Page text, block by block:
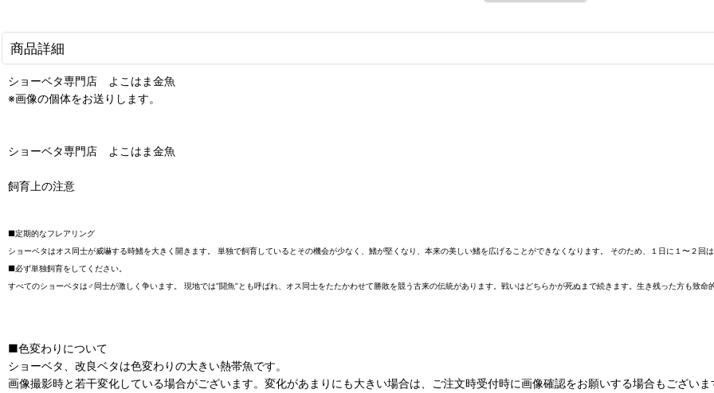
商品詳細
ショーベタ専門店 よこはま金魚
※画像の個体をお送りします。
ショーベタ専門店 よこはま金魚
飼育上の注意
■定期的なフレアリング
ショーベタはオス同士が威嚇する時鰭を大きく開きます。 単独で飼育しているとその機会が少なく、鰭が堅くなり、本来の美しい鰭を広げることができなくなります。 そのため、１日に１〜２回
■必ず単独飼育をしてください。
すべてのショーベタは♂同士が激しく争います。 現地では”闘魚”とも呼ばれ、オス同士をたたかわせて勝敗を競う古来の伝統があります。戦いはどちらかが死ぬまで続きます。生き残った方も致
■色変わりについて
ショーベタ、改良ベタは色変わりの大きい熱帯魚です。
画像撮影時と若干変化している場合がございます。変化があまりにも大きい場合は、ご注文時受付時に画像確認をお願いする場合もございま